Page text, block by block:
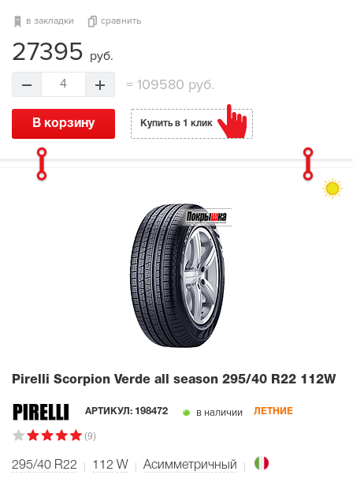
в закладки сравнить
27395 руб.
4 =109580 руб.
В корзину Купить в 1 клик
Pirelli Scorpion Verde all season 295/40 R22 112W
АРТИКУЛ: 198472 в наличии ЛЕТНИЕ
(9)
295/40 R22 112 W Асимметричный